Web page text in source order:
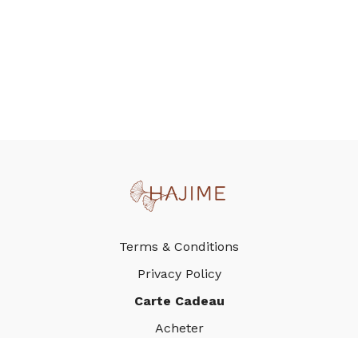
Terms & Conditions
Privacy Policy
Carte Cadeau
Acheter